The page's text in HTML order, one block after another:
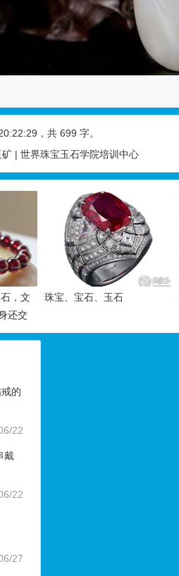
，共 699 字。
| 世界珠宝玉石学院培训中心
，文
还交
珠宝、宝石、玉石
的
22
戴
22
27